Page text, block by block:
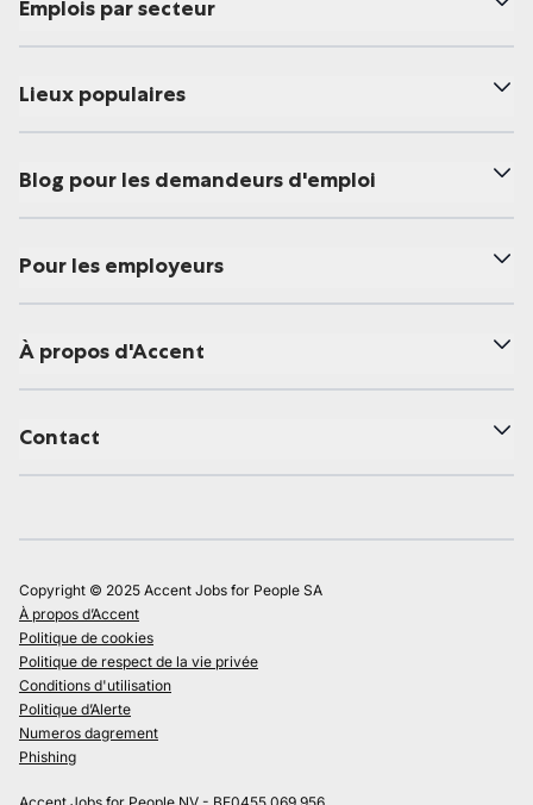
Emplois par secteur
Lieux populaires
Blog pour les demandeurs d'emploi
Pour les employeurs
À propos d'Accent
Contact
Copyright © 2025 Accent Jobs for People SA
À propos d’Accent
Politique de cookies
Politique de respect de la vie privée
Conditions d'utilisation
Politique d’Alerte
Numeros dagrement
Phishing